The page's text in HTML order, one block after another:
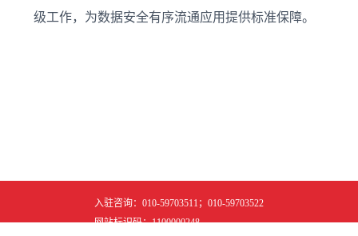
级工作，为数据安全有序流通应用提供标准保障。
入驻咨询：010-59703511；010-59703522
网站标识码：1100000248